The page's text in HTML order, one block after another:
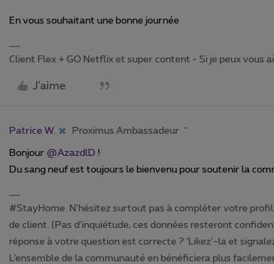
En vous souhaitant une bonne journée
Client Flex + GO Netflix et super content - Si je peux vous
J'aime
Patrice W. Proximus Ambassadeur
Bonjour @AzazdlD !
Du sang neuf est toujours le bienvenu pour soutenir la
#StayHome. N'hésitez surtout pas à compléter votre
de client. (Pas d'inquiétude, ces données resteront
réponse à votre question est correcte ? ‘Likez’-la et
L’ensemble de la communauté en bénéficiera plus